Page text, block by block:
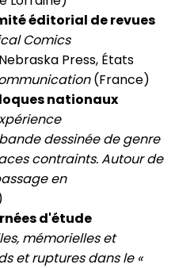
éditorial de revues
Comics
Press, États
(France)
nationaux
dessinée de genre
contraints. Autour de
en
d'étude
mémorielles et
et ruptures dans le «